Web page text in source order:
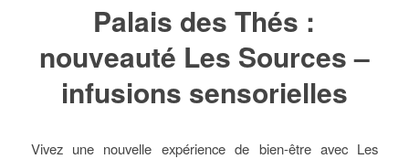
Palais des Thés :
nouveauté Les Sources –
infusions sensorielles
Vivez une nouvelle expérience de bien-être avec Les